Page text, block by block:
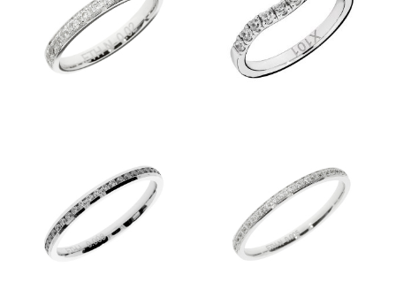
POŠLJI ZAPRI